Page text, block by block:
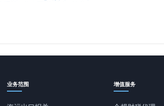
业务范围 增值服务